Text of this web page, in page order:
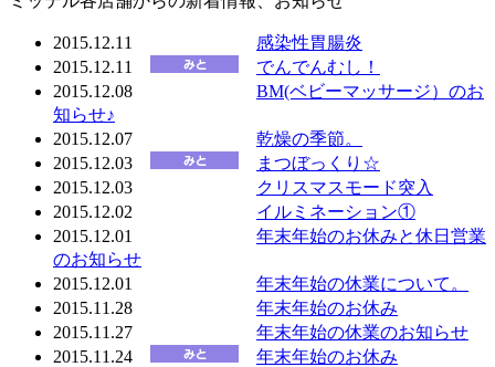
2015.12.11
感染性胃腸炎
2015.12.11
でんでんむし！
2015.12.08
BM(ベビーマッサージ）のお
知らせ♪
2015.12.07
乾燥の季節。
2015.12.03
まつぼっくり☆
2015.12.03
クリスマスモード突入
2015.12.02
イルミネーション①
2015.12.01
年末年始のお休みと休日営業
のお知らせ
2015.12.01
年末年始の休業について。
2015.11.28
年末年始のお休み
2015.11.27
年末年始の休業のお知らせ
2015.11.24
年末年始のお休み